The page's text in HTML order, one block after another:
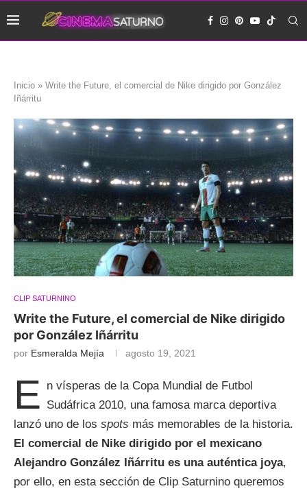
Inicio » Write the Future, el comercial de Nike dirigido por González
Iñárritu
CLIP SATURNINO
Write the Future, el comercial de Nike dirigido
por González Iñárritu
por Esmeralda Mejía agosto 19, 2021
E n vísperas de la Copa Mundial de Futbol
Sudáfrica 2010, una famosa marca deportiva
lanzó uno de los spots más memorables de la historia.
El comercial de Nike dirigido por el mexicano
Alejandro González Iñárritu es una auténtica joya,
por ello, en esta sección de Clip Saturnino queremos